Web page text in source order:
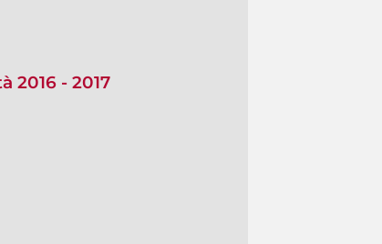
2016 - 2017